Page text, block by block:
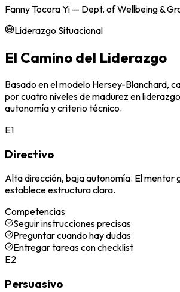
Fanny Tocora Yi — Dept. of Wellbeing &
Liderazgo Situacional
El Camino del Liderazgo
Basado en el modelo Hersey-Blanchard,
por cuatro niveles de madurez en
autonomía y criterio técnico.
E1
Directivo
Alta dirección, baja autonomía. El mentor
establece estructura clara.
Competencias
Seguir instrucciones precisas
Preguntar cuando hay dudas
Entregar tareas con checklist
E2
Persuasivo